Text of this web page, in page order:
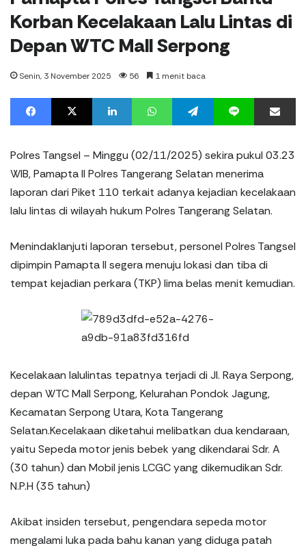
Korban Kecelakaan Lalu Lintas di
Depan WTC Mall Serpong
Senin, 3 November 2025 56 1 menit baca
Facebook X LinkedIn WhatsApp Telegram Line
Polres Tangsel – Minggu (02/11/2025) sekira pukul 03.23
WIB, Pamapta II Polres Tangerang Selatan menerima
laporan dari Piket 110 terkait adanya kejadian kecelakaan
lalu lintas di wilayah hukum Polres Tangerang Selatan.
Menindaklanjuti laporan tersebut, personel Polres Tangsel
dipimpin Pamapta II segera menuju lokasi dan tiba di
tempat kejadian perkara (TKP) lima belas menit kemudian.
Kecelakaan lalulintas tepatnya terjadi di Jl. Raya Serpong,
depan WTC Mall Serpong, Kelurahan Pondok Jagung,
Kecamatan Serpong Utara, Kota Tangerang
Selatan.Kecelakaan diketahui melibatkan dua kendaraan,
yaitu Sepeda motor jenis bebek yang dikendarai Sdr. A
(30 tahun) dan Mobil jenis LCGC yang dikemudikan Sdr.
N.P.H (35 tahun)
Akibat insiden tersebut, pengendara sepeda motor
mengalami luka pada bahu kanan yang diduga patah